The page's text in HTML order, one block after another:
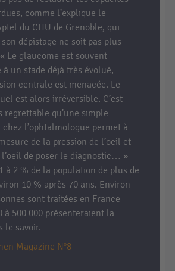
comme l’explique le
du CHU de Grenoble, qui
dépistage ne soit pas plus
Le glaucome est souvent
à un stade déjà très évolué,
centrale est menacée. Le
est alors irréversible. C’est
regrettable qu’une simple
l’ophtalmologue permet à
de la pression de l’oeil et
l’oeil de poser le diagnostic… »
à 2 % de la population de plus de
10 % après 70 ans. Environ
sont traitées en France
à 500 000 présenteraient la
le savoir.
Magazine N°8